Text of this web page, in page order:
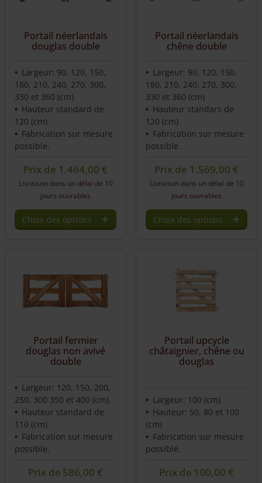
Portail néerlandais
douglas double
Largeur: 90, 120, 150,
180, 210, 240, 270, 300,
330 et 360 (cm)
Hauteur standard de
120 (cm)
Fabrication sur mesure
possible.
Prix de 1.464,00 €
Livraison dans un délai de 10
jours ouvrables
Choix des options
Portail néerlandais
chêne double
Largeur: 90, 120, 150,
180, 210, 240, 270, 300,
330 et 360 (cm)
Hauteur standars de
120 (cm)
Fabrication sur mesure
possible.
Prix de 1.569,00 €
Livraison dans un délai de 10
jours ouvrables
Choix des options
Portail fermier
douglas non avivé
double
Largeur: 120, 150, 200,
250, 300 350 et 400 (cm)
Hauteur standard de
110 (cm)
Fabrication sur mesure
possible.
Prix de 586,00€
Portail upcycle
châtaignier, chêne ou
douglas
Largeur: 100 (cm)
Hauteur: 50, 80 et 100
(cm)
Fabrication sur mesure
possible.
Prix de 100,00€